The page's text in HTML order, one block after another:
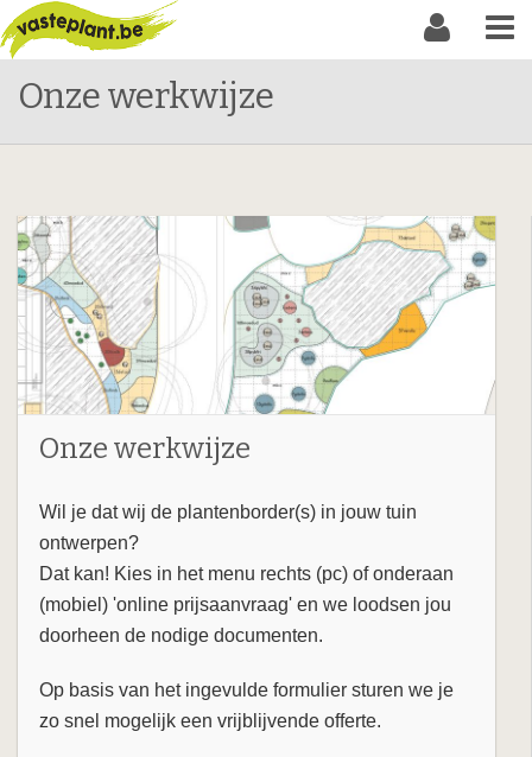
Onze werkwijze
Onze werkwijze
Wil je dat wij de plantenborder(s) in jouw tuin
ontwerpen?
Dat kan! Kies in het menu rechts (pc) of onderaan
(mobiel) 'online prijsaanvraag' en we loodsen jou
doorheen de nodige documenten.
Op basis van het ingevulde formulier sturen we je
zo snel mogelijk een vrijblijvende offerte.